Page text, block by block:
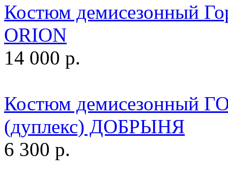
Костюм демисезонный
ORION
14 000 р.
Костюм демисезонный
(дуплекс) ДОБРЫНЯ
6 300 р.